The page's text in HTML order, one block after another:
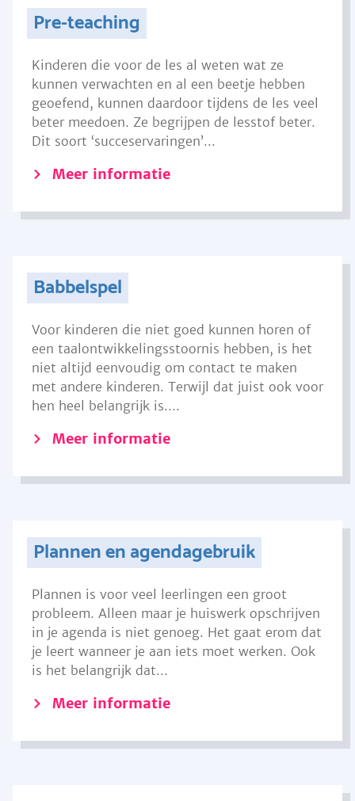
Pre-teaching
Kinderen die voor de les al weten wat ze
kunnen verwachten en al een beetje hebben
geoefend, kunnen daardoor tijdens de les veel
beter meedoen. Ze begrijpen de lesstof beter.
Dit soort ‘succeservaringen’...
Meer informatie
Babbelspel
Voor kinderen die niet goed kunnen horen of
een taalontwikkelingsstoornis hebben, is het
niet altijd eenvoudig om contact te maken
met andere kinderen. Terwijl dat juist ook voor
hen heel belangrijk is....
Meer informatie
Plannen en agendagebruik
Plannen is voor veel leerlingen een groot
probleem. Alleen maar je huiswerk opschrijven
in je agenda is niet genoeg. Het gaat erom dat
je leert wanneer je aan iets moet werken. Ook
is het belangrijk dat...
Meer informatie